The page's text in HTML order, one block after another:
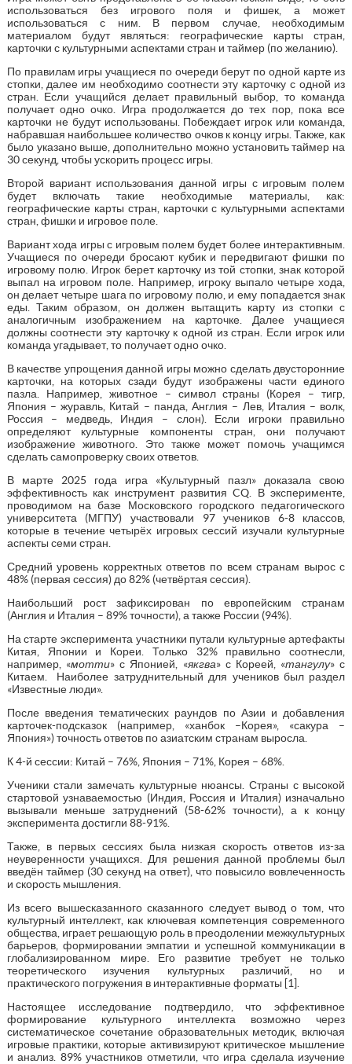
использоваться без игрового поля и фишек, а может
использоваться с ним. В первом случае, необходимым
материалом будут являться: географические карты стран,
карточки с культурными аспектами стран и таймер (по желанию).
По правилам игры учащиеся по очереди берут по одной карте из
стопки, далее им необходимо соотнести эту карточку с одной из
стран. Если учащийся делает правильный выбор, то команда
получает одно очко. Игра продолжается до тех пор, пока все
карточки не будут использованы. Побеждает игрок или команда,
набравшая наибольшее количество очков к концу игры. Также, как
было указано выше, дополнительно можно установить таймер на
30 секунд, чтобы ускорить процесс игры.
Второй вариант использования данной игры с игровым полем
будет включать такие необходимые материалы, как:
географические карты стран, карточки с культурными аспектами
стран, фишки и игровое поле.
Вариант хода игры с игровым полем будет более интерактивным.
Учащиеся по очереди бросают кубик и передвигают фишки по
игровому полю. Игрок берет карточку из той стопки, знак которой
выпал на игровом поле. Например, игроку выпало четыре хода,
он делает четыре шага по игровому полю, и ему попадается знак
еды. Таким образом, он должен вытащить карту из стопки с
аналогичным изображением на карточке. Далее учащиеся
должны соотнести эту карточку к одной из стран. Если игрок или
команда угадывает, то получает одно очко.
В качестве упрощения данной игры можно сделать двусторонние
карточки, на которых сзади будут изображены части единого
пазла. Например, животное – символ страны (Корея – тигр,
Япония – журавль, Китай – панда, Англия – Лев, Италия – волк,
Россия – медведь, Индия – слон). Если игроки правильно
определяют культурные компоненты стран, они получают
изображение животного. Это также может помочь учащимся
сделать самопроверку своих ответов.
В марте 2025 года игра «Культурный пазл» доказала свою
эффективность как инструмент развития CQ. В эксперименте,
проводимом на базе Московского городского педагогического
университета (МГПУ) участвовали 97 учеников 6-8 классов,
которые в течение четырёх игровых сессий изучали культурные
аспекты семи стран.
Средний уровень корректных ответов по всем странам вырос с
48% (первая сессия) до 82% (четвёртая сессия).
Наибольший рост зафиксирован по европейским странам
(Англия и Италия – 89% точности), а также России (94%).
На старте эксперимента участники путали культурные артефакты
Китая, Японии и Кореи. Только 32% правильно соотнесли,
например, «мотти» с Японией, «якгва» с Кореей, «тангулу» с
Китаем. Наиболее затруднительный для учеников был раздел
«Известные люди».
После введения тематических раундов по Азии и добавления
карточек-подсказок (например, «ханбок –Корея», «сакура –
Япония») точность ответов по азиатским странам выросла.
К 4-й сессии: Китай – 76%, Япония – 71%, Корея – 68%.
Ученики стали замечать культурные нюансы. Страны с высокой
стартовой узнаваемостью (Индия, Россия и Италия) изначально
вызывали меньше затруднений (58-62% точности), а к концу
эксперимента достигли 88-91%.
Также, в первых сессиях была низкая скорость ответов из-за
неуверенности учащихся. Для решения данной проблемы был
введён таймер (30 секунд на ответ), что повысило вовлеченность
и скорость мышления.
Из всего вышесказанного сказанного следует вывод о том, что
культурный интеллект, как ключевая компетенция современного
общества, играет решающую роль в преодолении межкультурных
барьеров, формировании эмпатии и успешной коммуникации в
глобализированном мире. Его развитие требует не только
теоретического изучения культурных различий, но и
практического погружения в интерактивные форматы [1].
Настоящее исследование подтвердило, что эффективное
формирование культурного интеллекта возможно через
систематическое сочетание образовательных методик, включая
игровые практики, которые активизируют критическое мышление
и анализ. 89% участников отметили, что игра сделала изучение